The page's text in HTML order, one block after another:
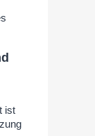
ist